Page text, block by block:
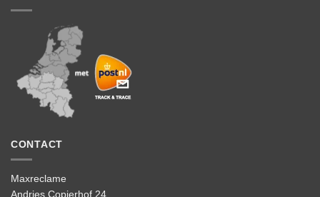
CONTACT
Maxreclame
Andries Copierhof 24